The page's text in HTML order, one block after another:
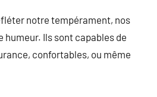
notre tempérament, nos
humeur. Ils sont capables de
confortables, ou même